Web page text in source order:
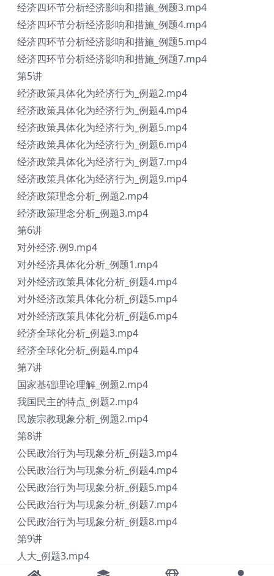
经济四环节分析经济影响和措施_例题3.mp4
经济四环节分析经济影响和措施_例题4.mp4
经济四环节分析经济影响和措施_例题5.mp4
经济四环节分析经济影响和措施_例题7.mp4
第5讲
经济政策具体化为经济行为_例题2.mp4
经济政策具体化为经济行为_例题4.mp4
经济政策具体化为经济行为_例题5.mp4
经济政策具体化为经济行为_例题6.mp4
经济政策具体化为经济行为_例题7.mp4
经济政策具体化为经济行为_例题9.mp4
经济政策理念分析_例题2.mp4
经济政策理念分析_例题3.mp4
第6讲
对外经济.例9.mp4
对外经济具体化分析_例题1.mp4
对外经济政策具体化分析_例题4.mp4
对外经济政策具体化分析_例题5.mp4
对外经济政策具体化分析_例题6.mp4
经济全球化分析_例题3.mp4
经济全球化分析_例题4.mp4
第7讲
国家基础理论理解_例题2.mp4
我国民主的特点_例题2.mp4
民族宗教现象分析_例题2.mp4
第8讲
公民政治行为与现象分析_例题3.mp4
公民政治行为与现象分析_例题4.mp4
公民政治行为与现象分析_例题5.mp4
公民政治行为与现象分析_例题7.mp4
公民政治行为与现象分析_例题8.mp4
第9讲
人大_例题3.mp4
人大_例题4.mp4